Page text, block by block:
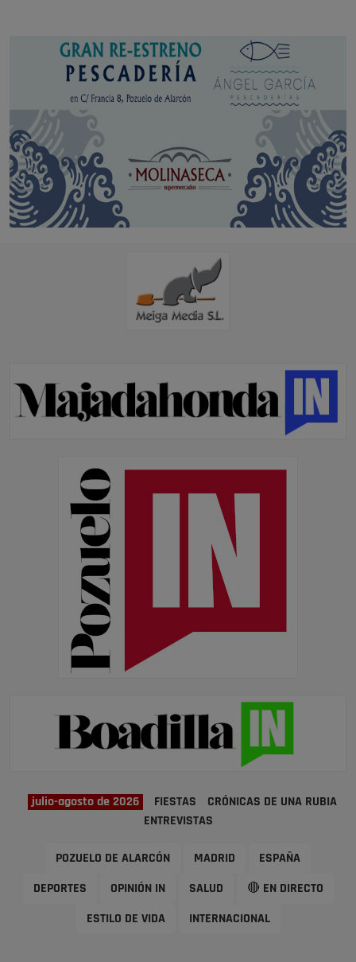
julio-agosto de 2026 FIESTAS
CRÓNICAS DE UNA RUBIA
ENTREVISTAS
POZUELO DE ALARCÓN MADRID ESPAÑA
DEPORTES OPINIÓN IN SALUD 🔴 EN DIRECTO
ESTILO DE VIDA INTERNACIONAL